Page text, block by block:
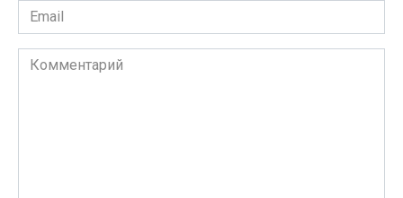
Email
*
Комментарий